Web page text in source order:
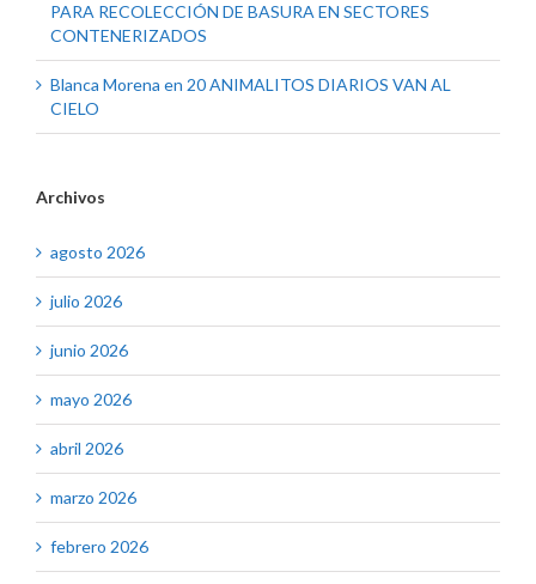
PARA RECOLECCIÓN DE BASURA EN SECTORES
CONTENERIZADOS
Blanca Morena en 20 ANIMALITOS DIARIOS VAN AL
CIELO
Archivos
agosto 2026
julio 2026
junio 2026
mayo 2026
abril 2026
marzo 2026
febrero 2026